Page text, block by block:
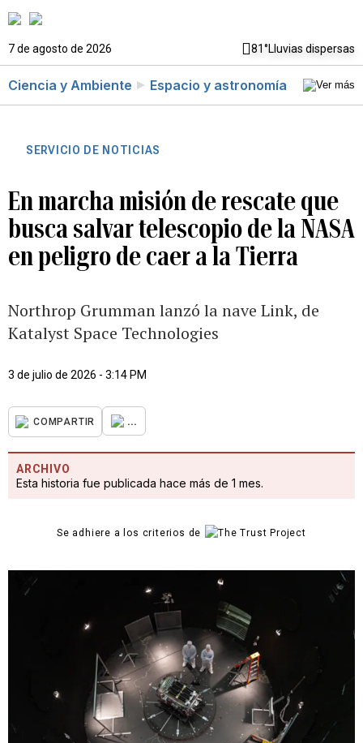
7 de agosto de 2026 81°Lluvias dispersas
Ciencia y Ambiente Espacio y astronomía
SERVICIO DE NOTICIAS
En marcha misión de rescate que
busca salvar telescopio de la NASA
en peligro de caer a la Tierra
Northrop Grumman lanzó la nave Link, de
Katalyst Space Technologies
3 de julio de 2026 - 3:14 PM
COMPARTIR ...
ARCHIVO
Esta historia fue publicada hace más de 1 mes.
Se adhiere a los criterios de